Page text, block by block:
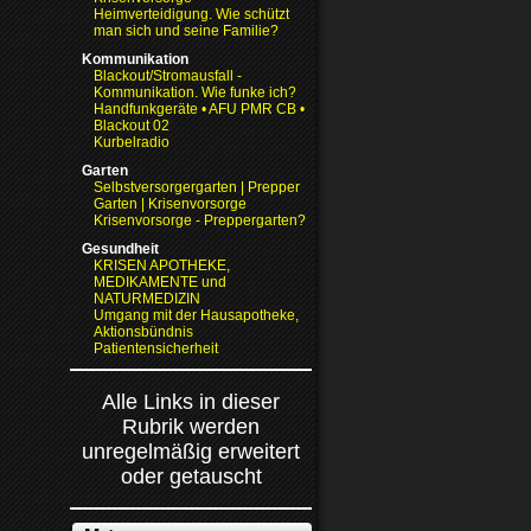
Heimverteidigung. Wie schützt
man sich und seine Familie?
Kommunikation
Blackout/Stromausfall -
Kommunikation. Wie funke ich?
Handfunkgeräte • AFU PMR CB •
Blackout 02
Kurbelradio
Garten
Selbstversorgergarten | Prepper
Garten | Krisenvorsorge
Krisenvorsorge - Preppergarten?
Gesundheit
KRISEN APOTHEKE,
MEDIKAMENTE und
NATURMEDIZIN
Umgang mit der Hausapotheke,
Aktionsbündnis
Patientensicherheit
Alle Links in dieser
Rubrik werden
unregelmäßig erweitert
oder getauscht